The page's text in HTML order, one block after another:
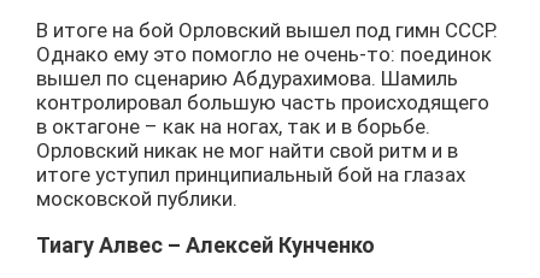
В итоге на бой Орловский вышел под гимн СССР.
Однако ему это помогло не очень-то: поединок
вышел по сценарию Абдурахимова. Шамиль
контролировал большую часть происходящего
в октагоне – как на ногах, так и в борьбе.
Орловский никак не мог найти свой ритм и в
итоге уступил принципиальный бой на глазах
московской публики.
Тиагу Алвес – Алексей Кунченко